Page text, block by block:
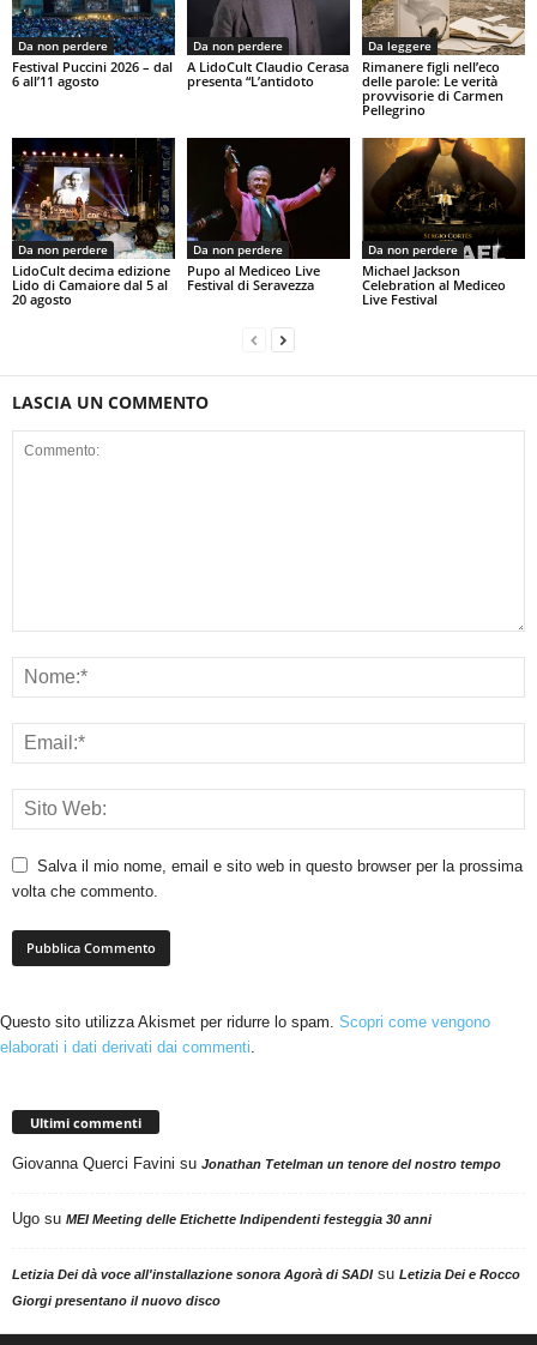
Da non perdere
Festival Puccini 2026 – dal
6 all’11 agosto
Da non perdere
A LidoCult Claudio Cerasa
presenta “L’antidoto
Da leggere
Rimanere figli nell’eco
delle parole: Le verità
provvisorie di Carmen
Pellegrino
Da non perdere
LidoCult decima edizione
Lido di Camaiore dal 5 al
20 agosto
Da non perdere
Pupo al Mediceo Live
Festival di Seravezza
Da non perdere
Michael Jackson
Celebration al Mediceo
Live Festival
LASCIA UN COMMENTO
Salva il mio nome, email e sito web in questo browser per la prossima
volta che commento.
Questo sito utilizza Akismet per ridurre lo spam. Scopri come vengono
elaborati i dati derivati dai commenti.
Ultimi commenti
Giovanna Querci Favini su Jonathan Tetelman un tenore del nostro tempo
Ugo su MEI Meeting delle Etichette Indipendenti festeggia 30 anni
Letizia Dei dà voce all'installazione sonora Agorà di SADIsu Letizia Dei e Rocco
Giorgi presentano il nuovo disco